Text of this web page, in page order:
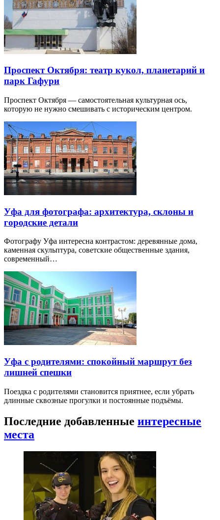
Проспект Октября: театр кукол, планетарий и
парк Гафури
Проспект Октября — самостоятельная культурная ось,
которую не нужно смешивать с историческим центром.
Уфа для фотографа: архитектура, склоны и
городские детали
Фотографу Уфа интересна контрастом: деревянные дома,
каменная скульптура, советские общественные здания,
современный…
Уфа с родителями: спокойный маршрут без
лишней спешки
Поездка с родителями становится приятнее, если убрать
длинные сквозные прогулки и постоянные подъёмы.
Последние добавленные интересные
места